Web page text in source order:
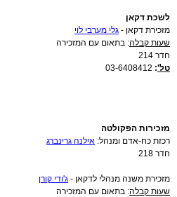
לשכת דקאן
מזכירת דקאן - גלי מערבי לוי
שעות קבלה: בתאום עם המזכירה
חדר 214
טל':
03-6408412
מזכירות הפקולטה
רכזת כח-אדם ומנהל: אילנה גרינברג
חדר 218
מזכירת משנה מנהלי לדקאן - ג'ודי קורן
שעות קבלה: בתאום עם המזכירה